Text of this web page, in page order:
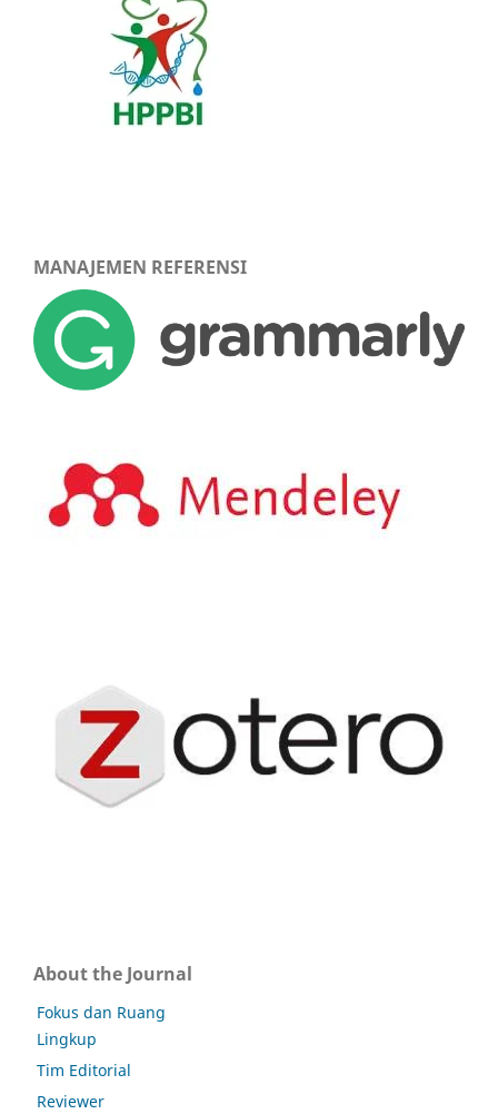
MANAJEMEN REFERENSI
About the Journal
Fokus dan Ruang
Lingkup
Tim Editorial
Reviewer